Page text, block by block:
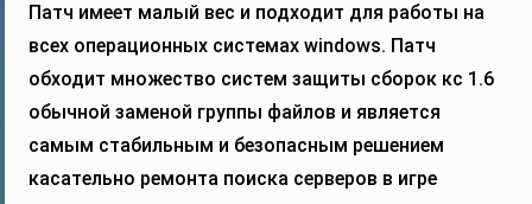
Патч имеет малый вес и подходит для работы на
всех операционных системах windows. Патч
обходит множество систем защиты сборок кс 1.6
обычной заменой группы файлов и является
самым стабильным и безопасным решением
касательно ремонта поиска серверов в игре